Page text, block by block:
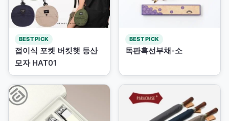
BEST PICK
접이식 포켓 버킷햇 등산
모자 HAT01
BEST PICK
독판흑선부채-소